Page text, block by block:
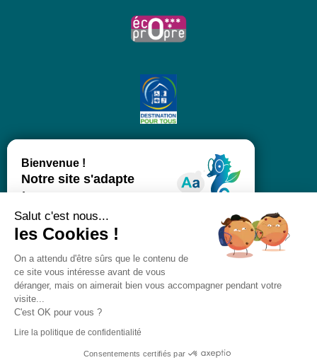
Salut c'est nous...
les Cookies !
On a attendu d'être sûrs que le contenu de
ce site vous intéresse avant de vous
déranger, mais on aimerait bien vous accompagner pendant votre
visite...
C'est OK pour vous ?
Lire la politique de confidentialité
Consentements certifiés par